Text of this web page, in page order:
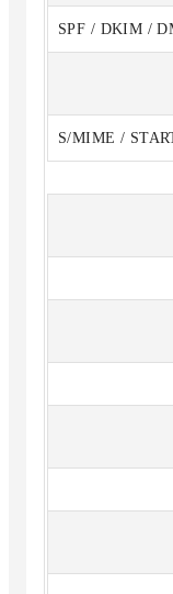
SPF / DKIM /
S/MIME /